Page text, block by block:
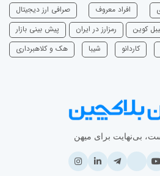
افراد معروف
صرافی ارز دیجیتال
کوین رمزارز در ایران
پیش بینی بازار
‌کاردانو شیبا هک و کلاهبرداری
بی‌نهایت برای میهن